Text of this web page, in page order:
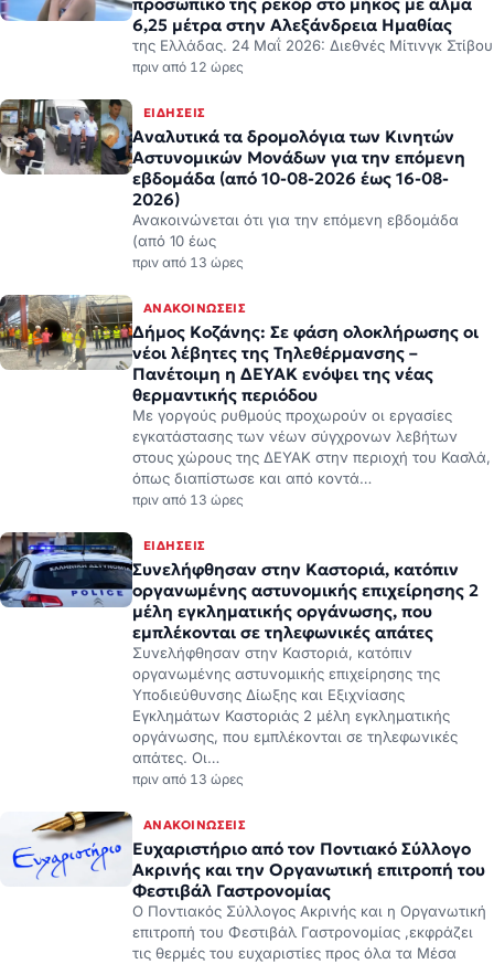
προσωπικό της ρεκόρ στο μήκος με άλμα
6,25 μέτρα στην Αλεξάνδρεια Ημαθίας
της Ελλάδας. 24 Μαΐ 2026: Διεθνές Μίτινγκ Στίβου
πριν από 12 ώρες
ΕΙΔΉΣΕΙΣ
Αναλυτικά τα δρομολόγια των Κινητών
Αστυνομικών Μονάδων για την επόμενη
εβδομάδα (από 10-08-2026 έως 16-08-
2026)
Ανακοινώνεται ότι για την επόμενη εβδομάδα
(από 10 έως
πριν από 13 ώρες
ΑΝΑΚΟΙΝΏΣΕΙΣ
Δήμος Κοζάνης: Σε φάση ολοκλήρωσης οι
νέοι λέβητες της Τηλεθέρμανσης –
Πανέτοιμη η ΔΕΥΑΚ ενόψει της νέας
θερμαντικής περιόδου
Με γοργούς ρυθμούς προχωρούν οι εργασίες
εγκατάστασης των νέων σύγχρονων λεβήτων
στους χώρους της ΔΕΥΑΚ στην περιοχή του Κασλά,
όπως διαπίστωσε και από κοντά…
πριν από 13 ώρες
ΕΙΔΉΣΕΙΣ
Συνελήφθησαν στην Καστοριά, κατόπιν
οργανωμένης αστυνομικής επιχείρησης 2
μέλη εγκληματικής οργάνωσης, που
εμπλέκονται σε τηλεφωνικές απάτες
Συνελήφθησαν στην Καστοριά, κατόπιν
οργανωμένης αστυνομικής επιχείρησης της
Υποδιεύθυνσης Δίωξης και Εξιχνίασης
Εγκλημάτων Καστοριάς 2 μέλη εγκληματικής
οργάνωσης, που εμπλέκονται σε τηλεφωνικές
απάτες. Οι…
πριν από 13 ώρες
ΑΝΑΚΟΙΝΏΣΕΙΣ
Ευχαριστήριο από τον Ποντιακό Σύλλογο
Ακρινής και την Οργανωτική επιτροπή του
Φεστιβάλ Γαστρονομίας
Ο Ποντιακός Σύλλογος Ακρινής και η Οργανωτική
επιτροπή του Φεστιβάλ Γαστρονομίας ,εκφράζει
τις θερμές του ευχαριστίες προς όλα τα Μέσα